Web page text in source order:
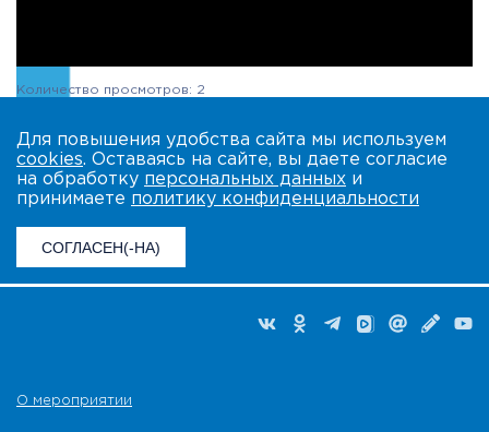
Количество просмотров: 2
Для повышения удобства сайта мы используем
cookies. Оставаясь на сайте, вы даете согласие
на обработку персональных данных и
принимаете политику конфиденциальности
СОГЛАСЕН(-НА)
О мероприятии